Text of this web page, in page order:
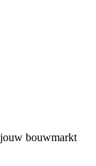
jouw bouwmarkt